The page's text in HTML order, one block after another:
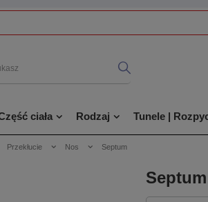
ciała Rodzaj Tunele |
Przekłucie Nos Septum
Septum